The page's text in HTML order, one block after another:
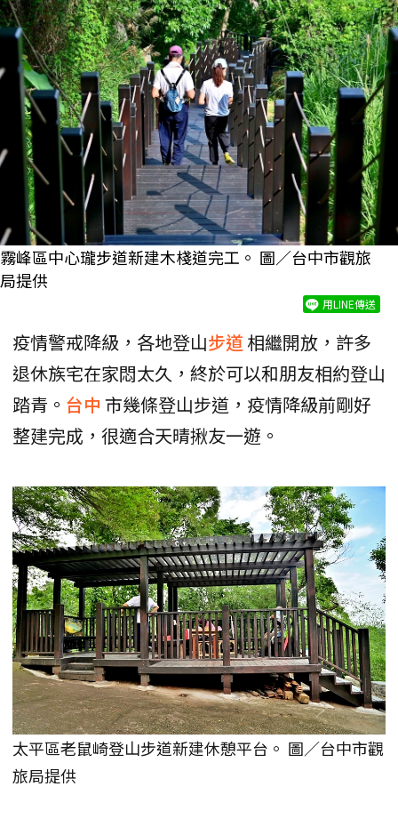
霧峰區中心瓏步道新建木棧道完工。 圖／台中市觀旅
局提供
用LINE傳送
疫情警戒降級，各地登山步道 相繼開放，許多
退休族宅在家悶太久，終於可以和朋友相約登山
踏青。 台中 市幾條登山步道，疫情降級前剛好
整建完成，很適合天晴揪友一遊。
太平區老鼠崎登山步道新建休憩平台。 圖／台中市觀
旅局提供